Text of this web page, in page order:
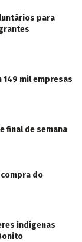
para
149 mil empresas
final de semana
compra do
indígenas